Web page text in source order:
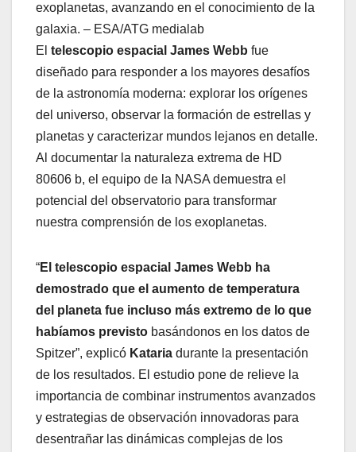
exoplanetas, avanzando en el conocimiento de la
galaxia. – ESA/ATG medialab
El telescopio espacial James Webb fue
diseñado para responder a los mayores desafíos
de la astronomía moderna: explorar los orígenes
del universo, observar la formación de estrellas y
planetas y caracterizar mundos lejanos en detalle.
Al documentar la naturaleza extrema de HD
80606 b, el equipo de la NASA demuestra el
potencial del observatorio para transformar
nuestra comprensión de los exoplanetas.
“El telescopio espacial James Webb ha
demostrado que el aumento de temperatura
del planeta fue incluso más extremo de lo que
habíamos previsto basándonos en los datos de
Spitzer”, explicó Kataria durante la presentación
de los resultados. El estudio pone de relieve la
importancia de combinar instrumentos avanzados
y estrategias de observación innovadoras para
desentrañar las dinámicas complejas de los